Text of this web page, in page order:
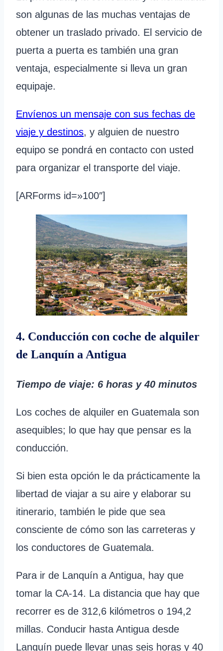
son algunas de las muchas ventajas de
obtener un traslado privado. El servicio de
puerta a puerta es también una gran
ventaja, especialmente si lleva un gran
equipaje.
Envíenos un mensaje con sus fechas de
viaje y destinos, y alguien de nuestro
equipo se pondrá en contacto con usted
para organizar el transporte del viaje.
[ARForms id=»100″]
4. Conducción con coche de alquiler
de Lanquín a Antigua
Tiempo de viaje: 6 horas y 40 minutos
Los coches de alquiler en Guatemala son
asequibles; lo que hay que pensar es la
conducción.
Si bien esta opción le da prácticamente la
libertad de viajar a su aire y elaborar su
itinerario, también le pide que sea
consciente de cómo son las carreteras y
los conductores de Guatemala.
Para ir de Lanquín a Antigua, hay que
tomar la CA-14. La distancia que hay que
recorrer es de 312,6 kilómetros o 194,2
millas. Conducir hasta Antigua desde
Lanquín puede llevar unas seis horas y 40